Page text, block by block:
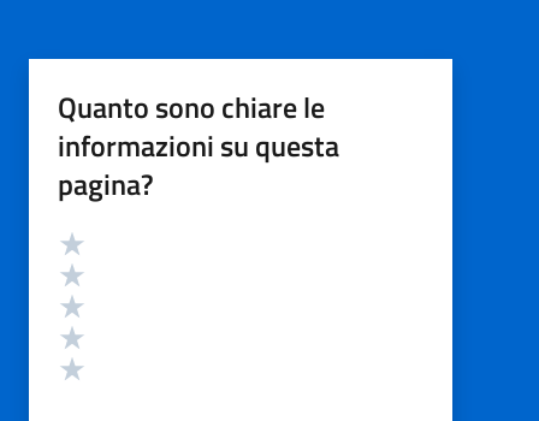
Quanto sono chiare le
informazioni su questa
pagina?
Valutazione